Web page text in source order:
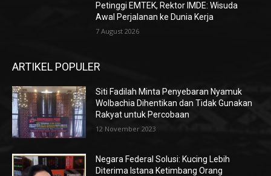
Petinggi EMTEK, Rektor IMDE: Wisuda
Awal Perjalanan ke Dunia Kerja
7 August 2026
ARTIKEL POPULER
Siti Fadilah Minta Penyebaran Nyamuk
Wolbachia Dihentikan dan Tidak Gunakan
Rakyat untuk Percobaan
12 November 2023
Negara Federal Solusi: Kucing Lebih
Diterima Istana Ketimbang Orang